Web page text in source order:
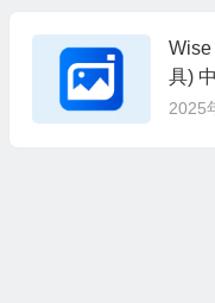
Wise
具)
2025